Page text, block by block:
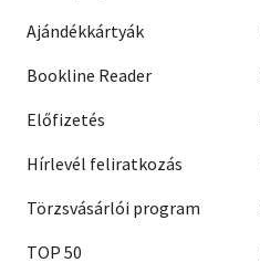
Ajándékkártyák
Bookline Reader
Előfizetés
Hírlevél feliratkozás
Törzsvásárlói program
TOP 50